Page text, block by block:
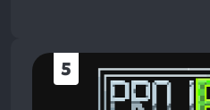
5